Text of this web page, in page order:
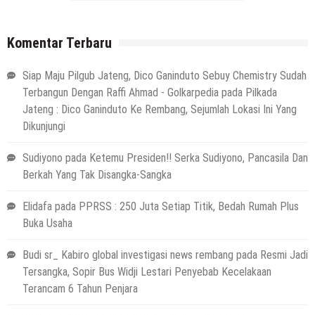
Komentar Terbaru
Siap Maju Pilgub Jateng, Dico Ganinduto Sebuy Chemistry Sudah
Terbangun Dengan Raffi Ahmad - Golkarpedia pada Pilkada
Jateng : Dico Ganinduto Ke Rembang, Sejumlah Lokasi Ini Yang
Dikunjungi
Sudiyono pada Ketemu Presiden!! Serka Sudiyono, Pancasila Dan
Berkah Yang Tak Disangka-Sangka
Elidafa pada PPRSS : 250 Juta Setiap Titik, Bedah Rumah Plus
Buka Usaha
Budi sr_ Kabiro global investigasi news rembang pada Resmi Jadi
Tersangka, Sopir Bus Widji Lestari Penyebab Kecelakaan
Terancam 6 Tahun Penjara